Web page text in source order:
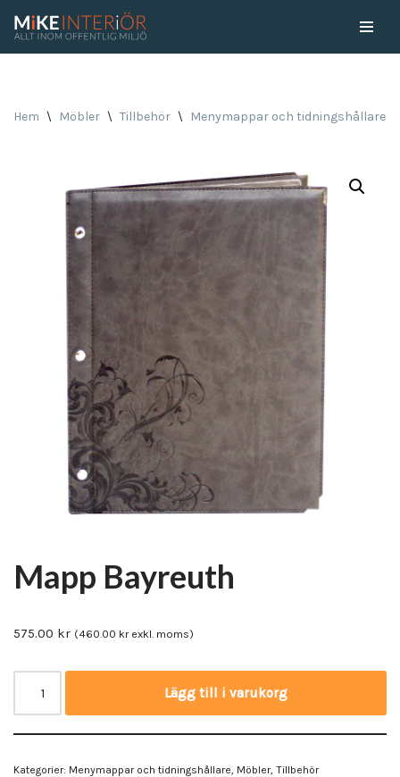
Hem \ Möbler \ Tillbehör \ Menymappar och tidningshållare
Mapp Bayreuth
575.00 kr (460.00 krexkl. moms)
Lägg till i varukorg
Kategorier: Menymappar och tidningshållare, Möbler, Tillbehör